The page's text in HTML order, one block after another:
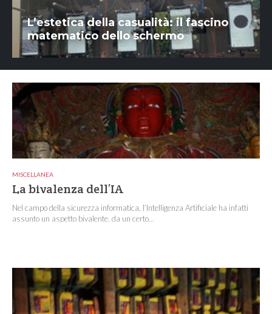
L’estetica della casualità: il fascino
matematico dello schermo
MISCELLANEA
La bivalenza dell’IA
Nel campo della sicurezza informatica, l’Intelligenza Artificiale ha infatti
assunto un aspetto bivalente, da un certo...